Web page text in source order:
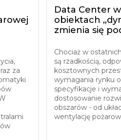
za
Data Center
obiektach
zmienia się
Chociaż w
są rzadkością,
kosztownych
wymagania rynku
specyfikacje i
dostosowanie
obszarów - od
wentylację